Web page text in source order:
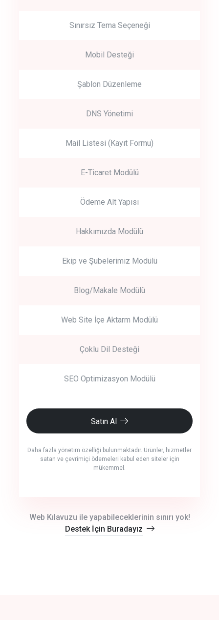
Sınırsız Tema Seçeneği
Mobil Desteği
Şablon Düzenleme
DNS Yönetimi
Mail Listesi (Kayıt Formu)
E-Ticaret Modülü
Ödeme Alt Yapısı
Hakkımızda Modülü
Ekip ve Şubelerimiz Modülü
Blog/Makale Modülü
Web Site İçe Aktarm Modülü
Çoklu Dil Desteği
SEO Optimizasyon Modülü
Satın Al
Daha fazla yönetim özelliği bulunmaktadır. Ürünler, hizmetler
satan ve çevrimiçi ödemeleri kabul eden siteler için
mükemmel.
Web Kılavuzu ile yapabileceklerinin sınırı yok!
Destek İçin Buradayız